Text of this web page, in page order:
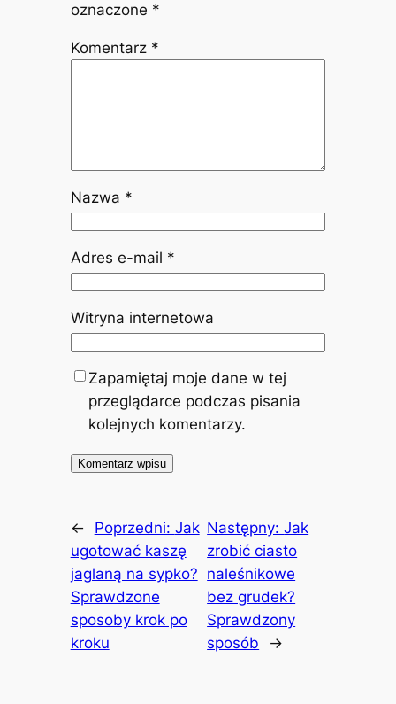
oznaczone *
Komentarz *
Nazwa *
Adres e-mail *
Witryna internetowa
Zapamiętaj moje dane w tej
przeglądarce podczas pisania
kolejnych komentarzy.
← Poprzedni: Jak
ugotować kaszę
jaglaną na sypko?
Sprawdzone
sposoby krok po
kroku
Następny:Jak
zrobić ciasto
naleśnikowe
bez grudek?
Sprawdzony
sposób
→